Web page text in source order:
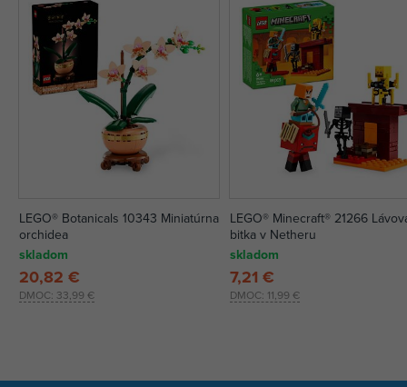
LEGO® Botanicals 10343 Miniatúrna
orchidea
skladom
DMOC: 33,99 €
20,82 €
LEGO® Minecraft® 21266
bitka v Netheru
skladom
DMOC: 11,99 €
7,21 €